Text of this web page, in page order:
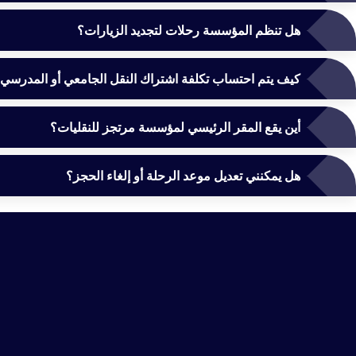
هل تنظم المؤسسة رحلات لتجديد الزيارات؟
كيف يتم احتساب تكلفة اشتراك النقل الجامعي أو
أين يقع المقر الرئيسي لمؤسسة مرتجز للنقليات؟
هل يمكنني تعديل موعد الرحلة أو إلغاء الحجز؟